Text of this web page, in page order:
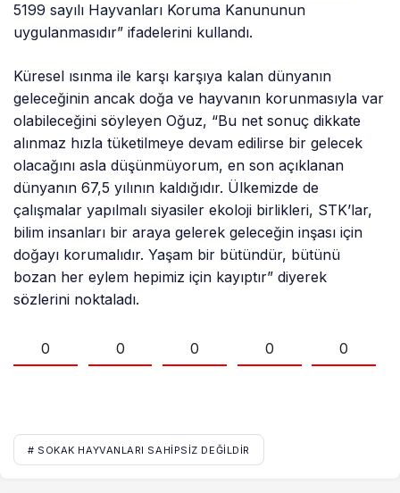
5199 sayılı Hayvanları Koruma Kanununun
uygulanmasıdır” ifadelerini kullandı.
Küresel ısınma ile karşı karşıya kalan dünyanın
geleceğinin ancak doğa ve hayvanın korunmasıyla var
olabileceğini söyleyen Oğuz, “Bu net sonuç dikkate
alınmaz hızla tüketilmeye devam edilirse bir gelecek
olacağını asla düşünmüyorum, en son açıklanan
dünyanın 67,5 yılının kaldığıdır. Ülkemizde de
çalışmalar yapılmalı siyasiler ekoloji birlikleri, STK’lar,
bilim insanları bir araya gelerek geleceğin inşası için
doğayı korumalıdır. Yaşam bir bütündür, bütünü
bozan her eylem hepimiz için kayıptır” diyerek
sözlerini noktaladı.
0 0 0 0 0
# SOKAK HAYVANLARI SAHIPSIZ DEĞILDIR